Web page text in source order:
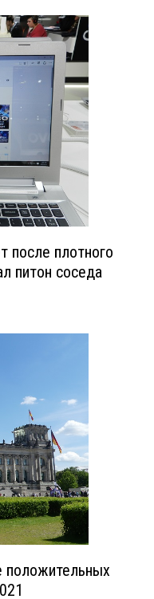
после плотного
питон соседа
положительных